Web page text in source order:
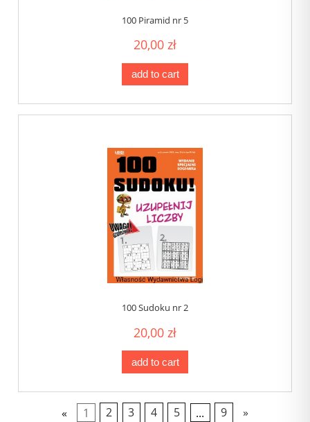
100 Piramid nr 5
20,00 zł
add to cart
100 Sudoku nr 2
20,00 zł
add to cart
« 1 2 3 4 5 ... 9 »